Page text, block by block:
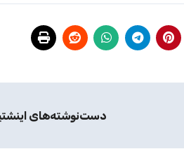
دست‌نوشته‌های